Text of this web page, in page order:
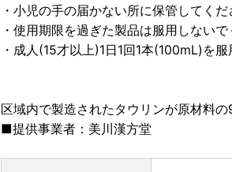
・小児の手の届かない所に保管してくだ
・使用期限を過ぎた製品は服用しないで
・成人(15才以上)1日1回1本(100mL)を服
区域内で製造されたタウリンが原材料
■提供事業者：美川漢方堂